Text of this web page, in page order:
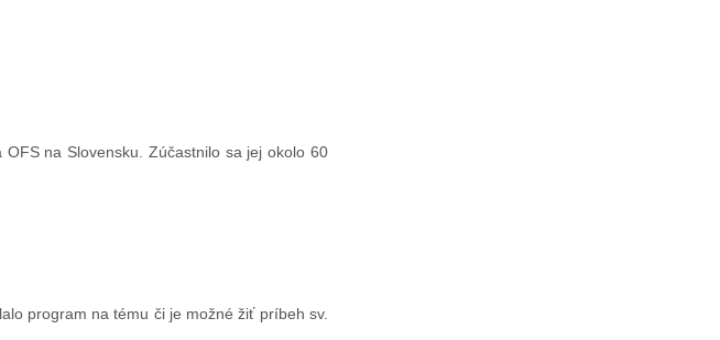
na Slovensku. Zúčastnilo sa jej okolo 60
program na tému či je možné žiť príbeh sv.